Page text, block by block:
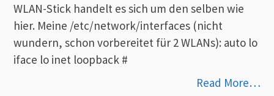
WLAN-Stick handelt es sich um den selben wie
hier. Meine /etc/network/interfaces (nicht
wundern, schon vorbereitet für 2 WLANs): auto lo
iface lo inet loopback #
Read More…